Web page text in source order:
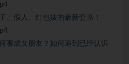
、假人、红包婊的最新套路！
聊成女朋友？如何追到已经认识